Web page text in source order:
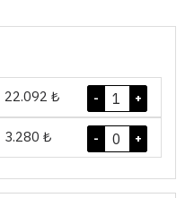
22.092 ₺ +
-
3.280 ₺ +
-